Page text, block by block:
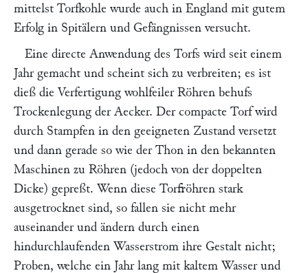
mittelst Torfkohle wurde auch in England mit gutem
Erfolg in Spitälern und Gefängnissen versucht.
Eine directe Anwendung des Torfs wird seit einem
Jahr gemacht und scheint sich zu verbreiten; es ist
dieß die Verfertigung wohlfeiler Röhren behufs
Trockenlegung der Aecker. Der compacte Torf wird
durch Stampfen in den geeigneten Zustand versetzt
und dann gerade so wie der Thon in den bekannten
Maschinen zu Röhren (jedoch von der doppelten
Dicke) gepreßt. Wenn diese Torfröhren stark
ausgetrocknet sind, so fallen sie nicht mehr
auseinander und ändern durch einen
hindurchlaufenden Wasserstrom ihre Gestalt nicht;
Proben, welche ein Jahr lang mit kaltem Wasser und